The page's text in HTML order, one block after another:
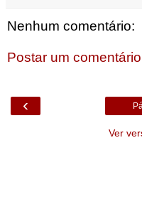
Nenhum comentário:
Postar um comentário
‹
Ver